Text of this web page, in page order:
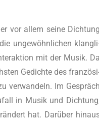
vor allem sei­ne
unge­wöhn­li­chen
mit der Musik.
Gedich­te des
ver­wan­deln. Im
in Musik und
hat. Dar­über